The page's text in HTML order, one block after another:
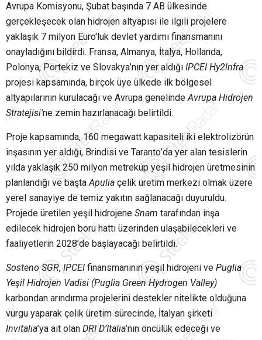
Avrupa Komisyonu, Şubat başında 7 AB ülkesinde
gerçekleşecek olan hidrojen altyapısı ile ilgili projelere
yaklaşık 7 milyon Euro'luk devlet yardımı finansmanını
onayladığını bildirdi. Fransa, Almanya, İtalya, Hollanda,
Polonya, Portekiz ve Slovakya’nın yer aldığı IPCEI Hy2lnfra
projesi kapsamında, birçok üye ülkede ilk bölgesel
altyapılarının kurulacağı ve Avrupa genelindeAvrupa Hidrojen
Stratejisi'ne zemin hazırlanacağı belirtildi.
Proje kapsamında, 160 megawatt kapasiteli iki elektrolizörün
inşasının yer aldığı, Brindisi ve Taranto’da yer alan tesislerin
yılda yaklaşık 250 milyon metreküp yeşil hidrojen üretmesinin
planlandığı ve baştaApulia çelik üretim merkezi olmak üzere
yerel sanayiye de temiz yakıtın sağlanacağı duyuruldu.
Projede üretilen yeşil hidrojene Snam tarafından inşa
edilecek hidrojen boru hattı üzerinden ulaşabilecekleri ve
faaliyetlerin 2028’de başlayacağı belirtildi.
Sosteno SGR,IPCEI finansmanının yeşil hidrojeni ve Puglia
Yeşil Hidrojen Vadisi (Puglia Green Hydrogen Valley)
karbondan arındırma projelerini destekler nitelikte olduğuna
vurgu yaparak çelik üretim sürecinde, İtalyan şirketi
Invitalia’ya ait olan DRI D’Italia’nın öncülük edeceği ve